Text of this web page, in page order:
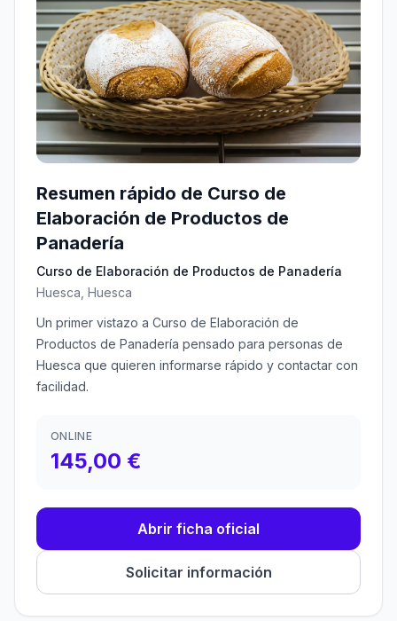
Resumen rápido de Curso de
Elaboración de Productos de
Panadería
Curso de Elaboración de Productos de Panadería
Huesca, Huesca
Un primer vistazo a Curso de Elaboración de
Productos de Panadería pensado para personas de
Huesca que quieren informarse rápido y contactar con
facilidad.
ONLINE
145,00 €
Abrir ficha oficial
Solicitar información